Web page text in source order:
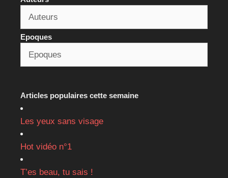
Epoques
Articles populaires cette semaine
Les yeux sans visage
Hot vidéo n°1
T’es beau, tu sais !